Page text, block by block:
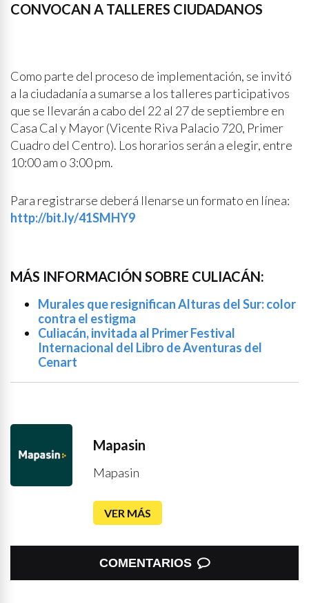
CONVOCAN A TALLERES CIUDADANOS
Como parte del proceso de implementación, se invitó
a la ciudadanía a sumarse a los talleres participativos
que se llevarán a cabo del 22 al 27 de septiembre en
Casa Cal y Mayor (Vicente Riva Palacio 720, Primer
Cuadro del Centro). Los horarios serán a elegir, entre
10:00 am o 3:00 pm.
Para registrarse deberá llenarse un formato en línea:
http://bit.ly/41SMHY9
MÁS INFORMACIÓN SOBRE CULIACÁN:
Murales que resignifican Alturas del Sur: color
contra el estigma
Culiacán, invitada al Primer Festival
Internacional del Libro de Aventuras del
Cenart
Mapasin
Mapasin
VER MÁS
COMENTARIOS